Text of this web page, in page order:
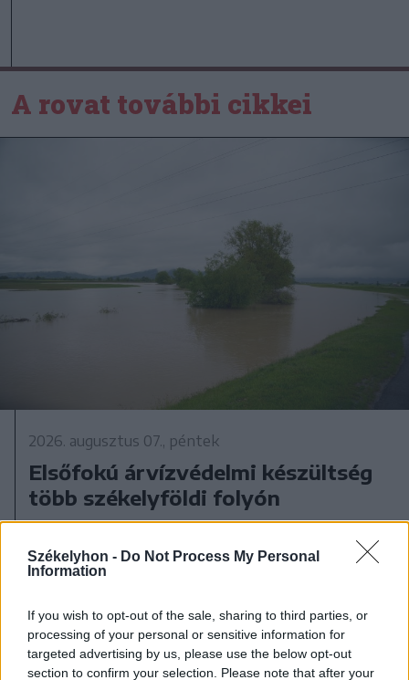
Székelyhon - Do Not Process My Personal
Information
If you wish to opt-out of the sale, sharing to third parties, or
processing of your personal or sensitive information for
targeted advertising by us, please use the below opt-out
section to confirm your selection. Please note that after your
A rovat további cikkei
2026. augusztus 07., péntek
Elsőfokú árvízvédelmi készültség
több székelyföldi folyón